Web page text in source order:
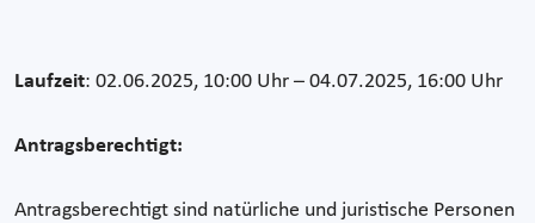
Laufzeit: 02.06.2025, 10:00 Uhr – 04.07.2025, 16:00 Uhr
Antragsberechtigt:
Antragsberechtigt sind natürliche und juristische Personen